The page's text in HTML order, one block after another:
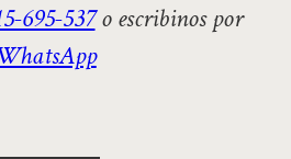
695-537o escribinos por